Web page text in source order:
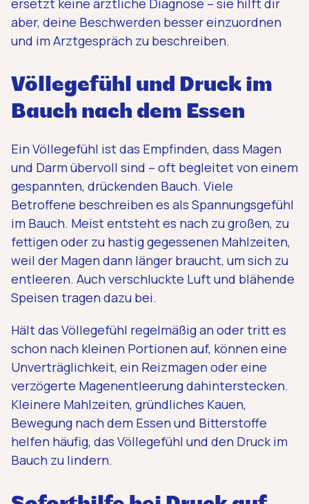
aber, deine Beschwerden besser einzuordnen
und im Arztgespräch zu beschreiben.
Völlegefühl und Druck im
Bauch nach dem Essen
Ein Völlegefühl ist das Empfinden, dass Magen
und Darm übervoll sind – oft begleitet von einem
gespannten, drückenden Bauch. Viele
Betroffene beschreiben es als Spannungsgefühl
im Bauch. Meist entsteht es nach zu großen, zu
fettigen oder zu hastig gegessenen Mahlzeiten,
weil der Magen dann länger braucht, um sich zu
entleeren. Auch verschluckte Luft und blähende
Speisen tragen dazu bei.
Hält das Völlegefühl regelmäßig an oder tritt es
schon nach kleinen Portionen auf, können eine
Unverträglichkeit, ein Reizmagen oder eine
verzögerte Magenentleerung dahinterstecken.
Kleinere Mahlzeiten, gründliches Kauen,
Bewegung nach dem Essen und Bitterstoffe
helfen häufig, das Völlegefühl und den Druck im
Bauch zu lindern.